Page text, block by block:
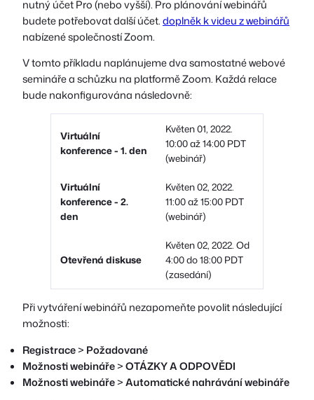
nutný účet Pro (nebo vyšší). Pro plánování webinářů
budete potřebovat další účet.doplněk k videu z webinářů
nabízené společností Zoom.
V tomto příkladu naplánujeme dva samostatné webové
semináře a schůzku na platformě Zoom. Každá relace
bude nakonfigurována následovně:
Virtuální
konference - 1. den
Květen 01, 2022.
10:00 až 14:00 PDT
(webinář)
Virtuální
konference - 2.
den
Květen 02, 2022.
11:00 až 15:00 PDT
(webinář)
Otevřená diskuse
Květen 02, 2022. Od
4:00 do 18:00 PDT
(zasedání)
Při vytváření webinářů nezapomeňte povolit následující
možnosti:
Registrace> Požadované
Možnosti webináře>OTÁZKY A ODPOVĚDI
Možnosti webináře>Automatické nahrávání webináře